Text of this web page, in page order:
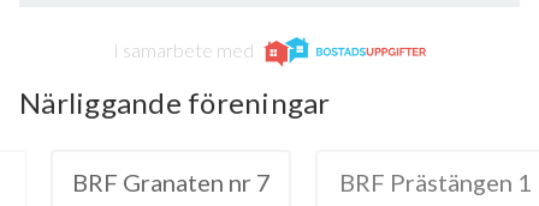
I samarbete med
Närliggande föreningar
nr 7 BRF Prästängen 1 BRF